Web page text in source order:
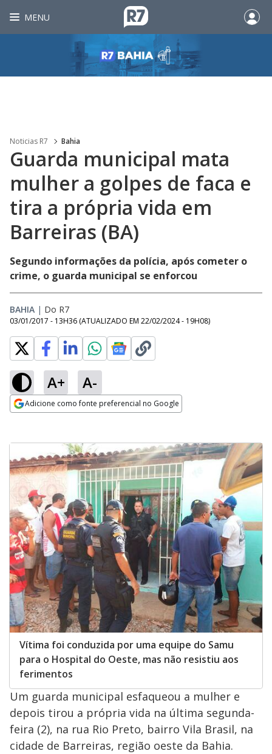
MENU
Noticias R7 Bahia
Guarda municipal mata
mulher a golpes de faca e
tira a própria vida em
Barreiras (BA)
Segundo informações da polícia, após cometer o
crime, o guarda municipal se enforcou
BAHIA | Do R7
03/01/2017 - 13H36 (ATUALIZADO EM 22/02/2024 - 19H08)
A+ A-
Adicione como fonte preferencial no Google
Vítima foi conduzida por uma equipe do Samu
para o Hospital do Oeste, mas não resistiu aos
ferimentos
Um guarda municipal esfaqueou a mulher e
depois tirou a própria vida na última segunda-
feira (2), na rua Rio Preto, bairro Vila Brasil, na
cidade de Barreiras, região oeste da Bahia.